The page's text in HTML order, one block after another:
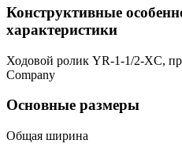
Конструктивные
характеристики
Ходовой ролик YR-1-1/2-XC,
Company
Основные размеры
Общая ширина